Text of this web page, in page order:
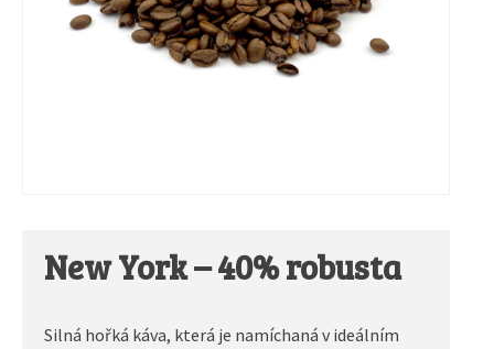
New York – 40% robusta
Silná hořká káva, která je namíchaná v ideálním